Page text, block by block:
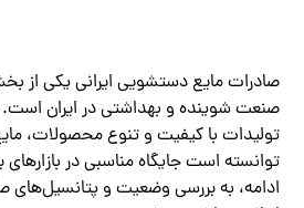
صادرات مایع دستشویی ایرانی یکی از
صنعت شوینده و بهداشتی در ایران است.
تولیدات با کیفیت و تنوع محصولات،
توانسته است جایگاه مناسبی در بازارهای
ادامه، به بررسی وضعیت و